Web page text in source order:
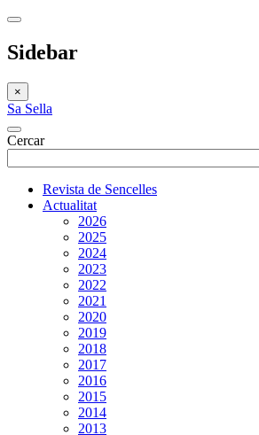
Sidebar
×
Sa Sella
Cercar
Revista de Sencelles
Actualitat
2026
2025
2024
2023
2022
2021
2020
2019
2018
2017
2016
2015
2014
2013